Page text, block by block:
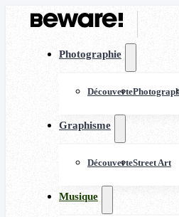
Photographie
Découverte
Graphisme
DécouverteStreet Art
Musique